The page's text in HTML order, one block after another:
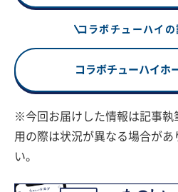
コラボチューハイ
コラボチューハイホ
※今回お届けした情報は記事執
用の際は状況が異なる場合が
い。